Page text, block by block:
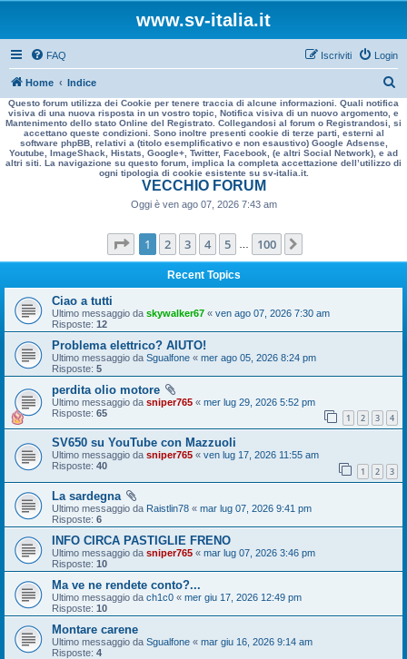
www.sv-italia.it
FAQ Login
Iscriviti
Home Indice
e
r
a
Questo forum utilizza dei Cookie per tenere traccia di alcune informazioni. Quali notifica
visiva di una nuova risposta in un vostro topic, Notifica visiva di un nuovo argomento, e
Mantenimento dello stato Online del Registrato. Collegandosi al forum o Registrandosi, si
accettano queste condizioni. Sono inoltre presenti cookie di terze parti, esterni al
software phpBB, relativi a (titolo esemplificativo e non esaustivo) Google Adsense,
Youtube, ImageShack, Histats, Google+, Twitter, Facebook, (e altri Social Network), e ad
altri siti. La navigazione su questo forum, implica la completa accettazione dell’utilizzo di
ogni tipologia di cookie esistente su sv-italia.it.
VECCHIO FORUM
Oggi è ven ago 07, 2026 7:43 am
Pagina di 100
1 2 3 4 5 100
Recent Topics
Ciao a tutti
Ultimo messaggio da skywalker67 « ven ago 07, 2026 7:30 am
Risposte: 12
Problema elettrico? AIUTO!
Ultimo messaggio da Sgualfone « mer ago 05, 2026 8:24 pm
Risposte: 5
perdita olio motore
Ultimo messaggio da sniper765 « mer lug 29, 2026 5:52 pm
Risposte: 65 1 2 3 4
SV650 su YouTube con Mazzuoli
Ultimo messaggio da sniper765 « ven lug 17, 2026 11:55 am
Risposte: 40 1 2 3
La sardegna
Ultimo messaggio da Raistlin78 « mar lug 07, 2026 9:41 pm
Risposte: 6
INFO CIRCA PASTIGLIE FRENO
Ultimo messaggio da sniper765 « mar lug 07, 2026 3:46 pm
Risposte: 10
Ma ve ne rendete conto?...
Ultimo messaggio da ch1c0 « mer giu 17, 2026 12:49 pm
Risposte: 10
Montare carene
Ultimo messaggio da Sgualfone « mar giu 16, 2026 9:14 am
Risposte: 4